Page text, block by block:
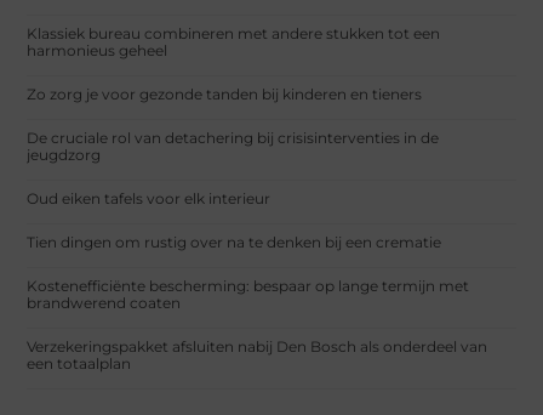
Klassiek bureau combineren met andere stukken tot een
harmonieus geheel
Zo zorg je voor gezonde tanden bij kinderen en tieners
De cruciale rol van detachering bij crisisinterventies in de
jeugdzorg
Oud eiken tafels voor elk interieur
Tien dingen om rustig over na te denken bij een crematie
Kostenefficiënte bescherming: bespaar op lange termijn met
brandwerend coaten
Verzekeringspakket afsluiten nabij Den Bosch als onderdeel van
een totaalplan